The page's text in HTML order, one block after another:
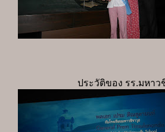
ประวัติของ รร.มหาว